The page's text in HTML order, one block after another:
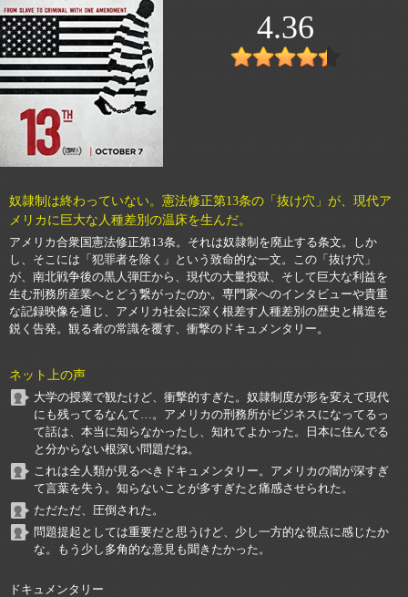
4.36
奴隷制は終わっていない。憲法修正第13条の「抜け穴」が、現代ア
メリカに巨大な人種差別の温床を生んだ。
アメリカ合衆国憲法修正第13条。それは奴隷制を廃止する条文。しか
し、そこには「犯罪者を除く」という致命的な一文。この「抜け穴」
が、南北戦争後の黒人弾圧から、現代の大量投獄、そして巨大な利益を
生む刑務所産業へとどう繋がったのか。専門家へのインタビューや貴重
な記録映像を通じ、アメリカ社会に深く根差す人種差別の歴史と構造を
鋭く告発。観る者の常識を覆す、衝撃のドキュメンタリー。
ネット上の声
大学の授業で観たけど、衝撃的すぎた。奴隷制度が形を変えて現代
にも残ってるなんて…。アメリカの刑務所がビジネスになってるっ
て話は、本当に知らなかったし、知れてよかった。日本に住んでる
と分からない根深い問題だね。
これは全人類が見るべきドキュメンタリー。アメリカの闇が深すぎ
て言葉を失う。知らないことが多すぎたと痛感させられた。
ただただ、圧倒された。
問題提起としては重要だと思うけど、少し一方的な視点に感じたか
な。もう少し多角的な意見も聞きたかった。
ドキュメンタリー